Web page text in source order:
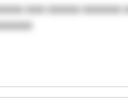
xxx xxxxx xxxxxx